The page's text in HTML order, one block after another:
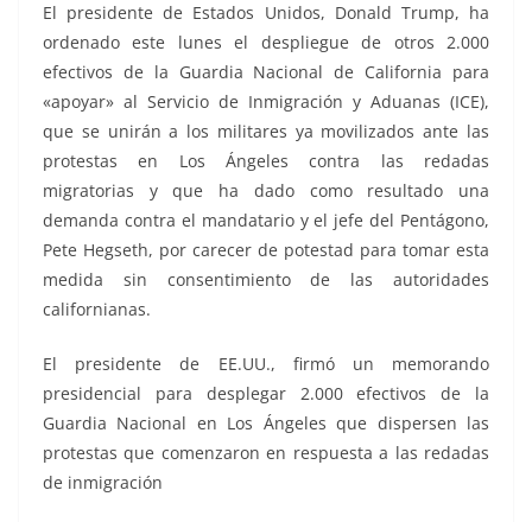
El presidente de Estados Unidos, Donald Trump, ha
ordenado este lunes el despliegue de otros 2.000
efectivos de la Guardia Nacional de California para
«apoyar» al Servicio de Inmigración y Aduanas (ICE),
que se unirán a los militares ya movilizados ante las
protestas en Los Ángeles contra las redadas
migratorias y que ha dado como resultado una
demanda contra el mandatario y el jefe del Pentágono,
Pete Hegseth, por carecer de potestad para tomar esta
medida sin consentimiento de las autoridades
californianas.
El presidente de EE.UU., firmó un memorando
presidencial para desplegar 2.000 efectivos de la
Guardia Nacional en Los Ángeles que dispersen las
protestas que comenzaron en respuesta a las redadas
de inmigración